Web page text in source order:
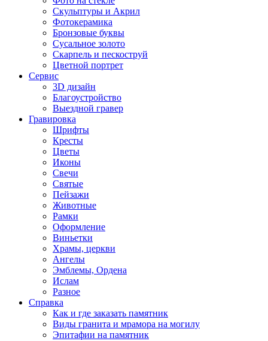
Скульптуры и Акрил
Фотокерамика
Бронзовые буквы
Сусальное золото
Скарпель и пескоструй
Цветной портрет
Сервис
3D дизайн
Благоустройство
Выездной гравер
Гравировка
Шрифты
Кресты
Цветы
Иконы
Свечи
Святые
Пейзажи
Животные
Рамки
Оформление
Виньетки
Храмы, церкви
Ангелы
Эмблемы, Ордена
Ислам
Разное
Справка
Как и где заказать памятник
Виды гранита и мрамора на могилу
Эпитафии на памятник